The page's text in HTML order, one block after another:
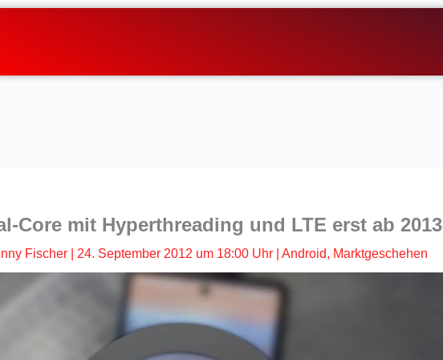
Core mit Hyperthreading und LTE erst ab 2013
Fischer 24. September 2012 um 18:00 Uhr Android, Marktgeschehen